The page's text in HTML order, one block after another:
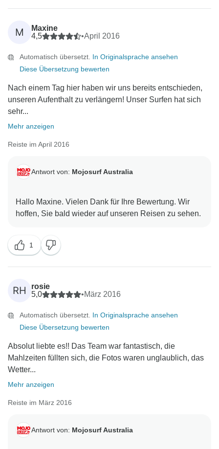
M
Maxine
4,5
•April 2016
Automatisch übersetzt. In Originalsprache ansehen
Diese Übersetzung bewerten
Nach einem Tag hier haben wir uns bereits entschieden,
unseren Aufenthalt zu verlängern! Unser Surfen hat sich
sehr...
Mehr anzeigen
Reiste im April 2016
Antwort von: Mojosurf Australia
Hallo Maxine. Vielen Dank für Ihre Bewertung. Wir
1
RH
rosie
5,0
•März 2016
Automatisch übersetzt. In Originalsprache ansehen
Diese Übersetzung bewerten
Absolut liebte es!! Das Team war fantastisch, die
Mahlzeiten füllten sich, die Fotos waren unglaublich, das
Wetter...
Mehr anzeigen
Reiste im März 2016
Antwort von: Mojosurf Australia